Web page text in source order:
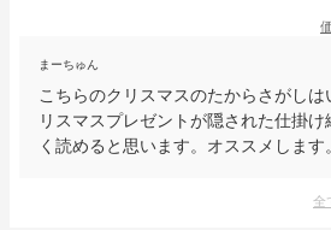
まーちゅん
こちらのクリスマスのたからさがし
リスマスプレゼントが隠された仕掛
く読めると思います。オススメします。
全